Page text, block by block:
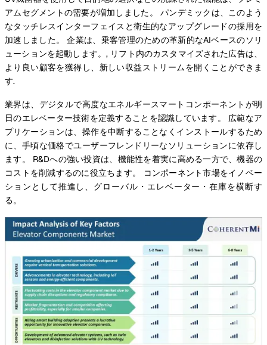
アムセグメントの需要が増加しました。 パンデミックは、このよう
なタッチレスインターフェイスと衛生的なアップグレードの採用を
加速しました。 企業は、乗客管理のための革新的なAIベースのソリ
ューションを起動します。, リフト内のカスタマイズされた広告は、
より良い顧客を獲得し、新しい収益ストリームを開くことができま
す.
業界は、デジタルで高度なエネルギースマートコンポーネントが明
日のエレベーター技術を定義することを認識しています。 広範なア
プリケーションは、操作を中断することなくインストールするため
に、手頃な価格でユーザーフレンドリーなソリューションに依存し
ます。 R&Dへの強い投資は、機能性を着実に高める一方で、機器の
コストを削減するのに役立ちます。 コンポーネント市場をイノベー
ションとして推進し、グローバル・エレベーター・在庫を横断す
る。